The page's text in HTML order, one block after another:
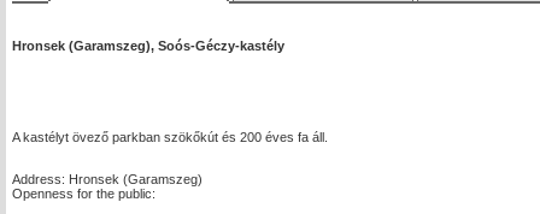
Hronsek (Garamszeg), Soós-Géczy-kastély
A kastélyt övező parkban szökőkút és 200 éves fa áll.
Address: Hronsek (Garamszeg)
Openness for the public: